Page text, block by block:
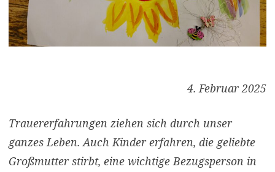
4. Februar 2025
Trauererfahrungen ziehen sich durch unser
ganzes Leben. Auch Kinder erfahren, die geliebte
Großmutter stirbt, eine wichtige Bezugsperson in